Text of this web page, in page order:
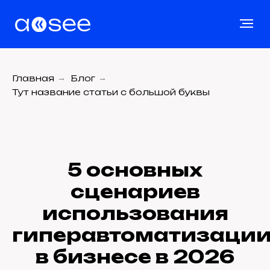
Главная → Блог →
Тут название статьи с большой буквы
5 основных
сценариев
использования
в бизнесе в 2026